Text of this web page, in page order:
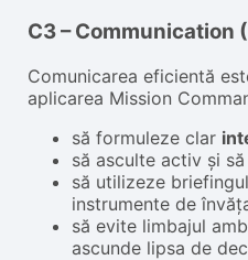
C3 – Communication
Comunicarea eficientă
aplicarea Mission
să formuleze clar
să asculte activ și
să utilizeze
instrumente de
să evite limbajul
ascunde lipsa de